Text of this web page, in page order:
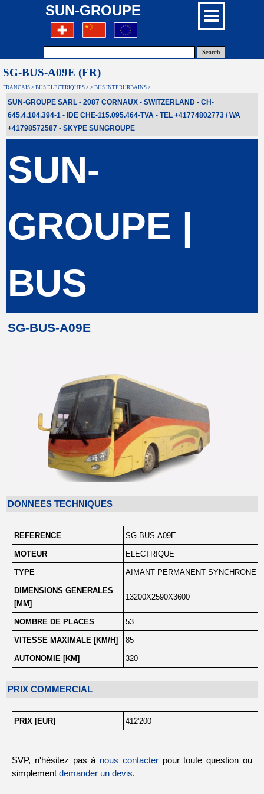
Search
SUN-GROUPE
SG-BUS-A09E (FR)
FRANCAIS > BUS ELECTRIQUES > > BUS INTERURBAINS >
SUN-GROUPE SARL - 2087 CORNAUX - SWITZERLAND - CH-
645.4.104.394-1 - IDE CHE-115.095.464-TVA - TEL +41774802773 / WA
+41798572587 - SKYPE SUNGROUPE
SUN-
GROUPE |
BUS
SG-BUS-A09E
DONNEES TECHNIQUES
REFERENCE SG-BUS-A09E
MOTEUR ELECTRIQUE
TYPE AIMANT PERMANENT SYNCHRONE
DIMENSIONS GENERALES
[MM]
13200X2590X3600
NOMBRE DE PLACES 53
VITESSE MAXIMALE [KM/H] 85
AUTONOMIE [KM] 320
PRIX COMMERCIAL
PRIX [EUR] 412'200
SVP, n'hésitez pas à nous contacterpour toute question ou
simplement demander un devis.